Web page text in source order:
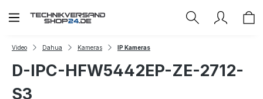
Zum Hauptinhalt springen
Video Dahua Kameras IP Kameras
D-IPC-HFW5442EP-ZE-2712-
S3